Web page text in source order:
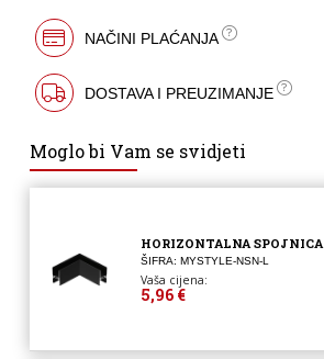
NAČINI PLAĆANJA
DOSTAVA I PREUZIMANJE
Moglo bi Vam se svidjeti
HORIZONTALNA SPOJNICA
ŠIFRA: MYSTYLE-NSN-L
Vaša cijena:
5,96 €